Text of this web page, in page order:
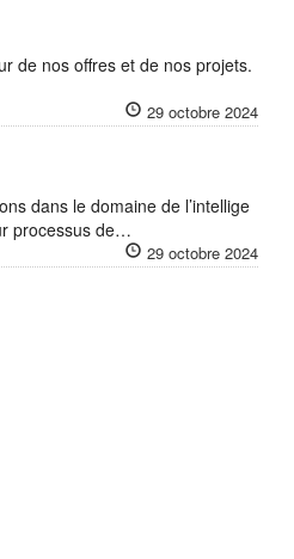
de nos offres et de nos projets.
29 octobre 2024
dans le domaine de l’intellige
processus de…
29 octobre 2024